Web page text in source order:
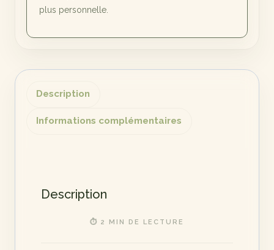
plus personnelle.
Description
Informations complémentaires
Description
⏱ 2 MIN DE LECTURE